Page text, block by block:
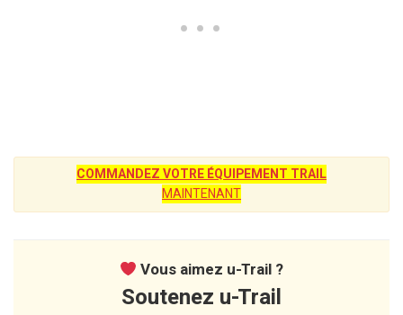
COMMANDEZ VOTRE ÉQUIPEMENT TRAIL
MAINTENANT
Vous aimez u-Trail ?
Soutenez u-Trail